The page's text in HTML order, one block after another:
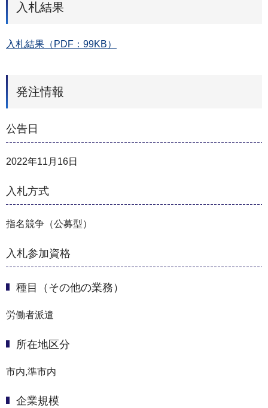
入札結果
入札結果（PDF：99KB）
発注情報
公告日
2022年11月16日
入札方式
指名競争（公募型）
入札参加資格
種目（その他の業務）
労働者派遣
所在地区分
市内,準市内
企業規模